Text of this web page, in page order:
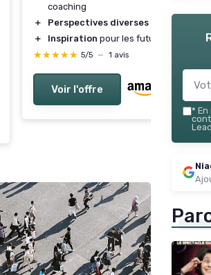
coaching
＋
Perspectives diverses
＋
Inspiration pour les futurs coachs
★★★★★
★★★★★ 5/5 — 1 avis
Voir l'offre
* En